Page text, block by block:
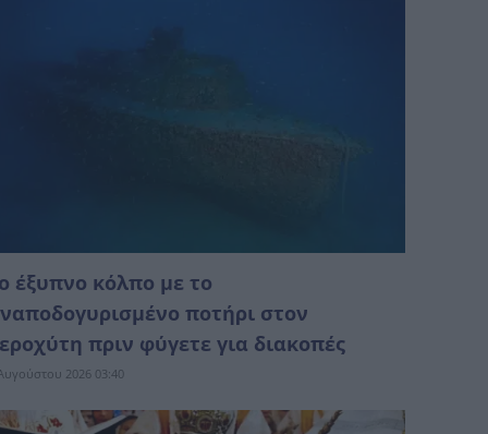
έξυπνο κόλπο με το
ποτήρι στον
πριν φύγετε για διακοπές
2026 03:40